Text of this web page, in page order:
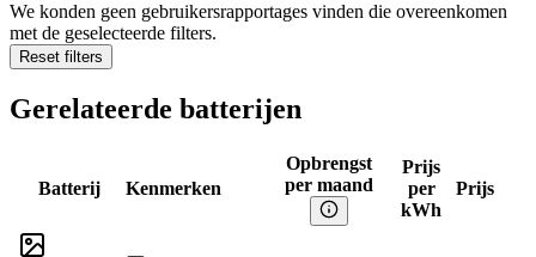
We konden geen gebruikersrapportages vinden die overeenkomen
met de geselecteerde filters.
Reset filters
Gerelateerde batterijen
Batterij Kenmerken
Opbrengst
per maand
Prijs
per
kWh
Prijs